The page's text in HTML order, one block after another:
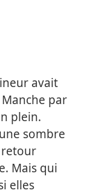
avait
par
plein.
sombre
retour
Mais qui
elles